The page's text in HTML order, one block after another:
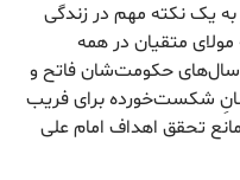
یک نکته مهم در زندگی
مولای متقیان در همه
سال‌های حکومت‌شان فاتح و
شکست‌خورده برای فریب
تحقق اهداف امام علی